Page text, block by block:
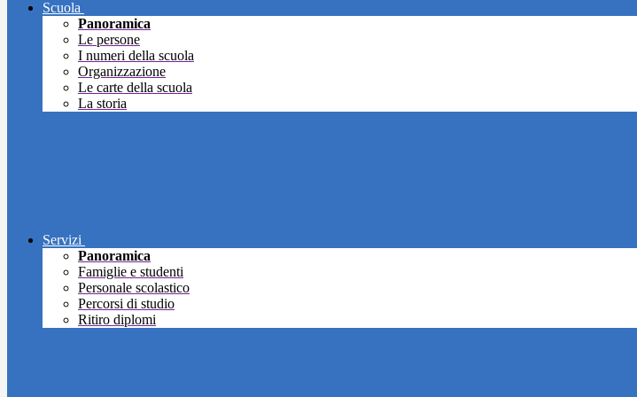
Scuola
Panoramica
Le persone
I numeri della scuola
Organizzazione
Le carte della scuola
La storia
Servizi
Panoramica
Famiglie e studenti
Personale scolastico
Percorsi di studio
Ritiro diplomi